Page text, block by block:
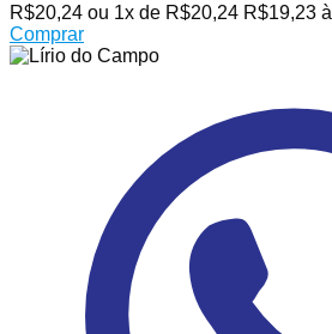
R$20,24 ou 1x de R$20,24 R$19,23
Comprar